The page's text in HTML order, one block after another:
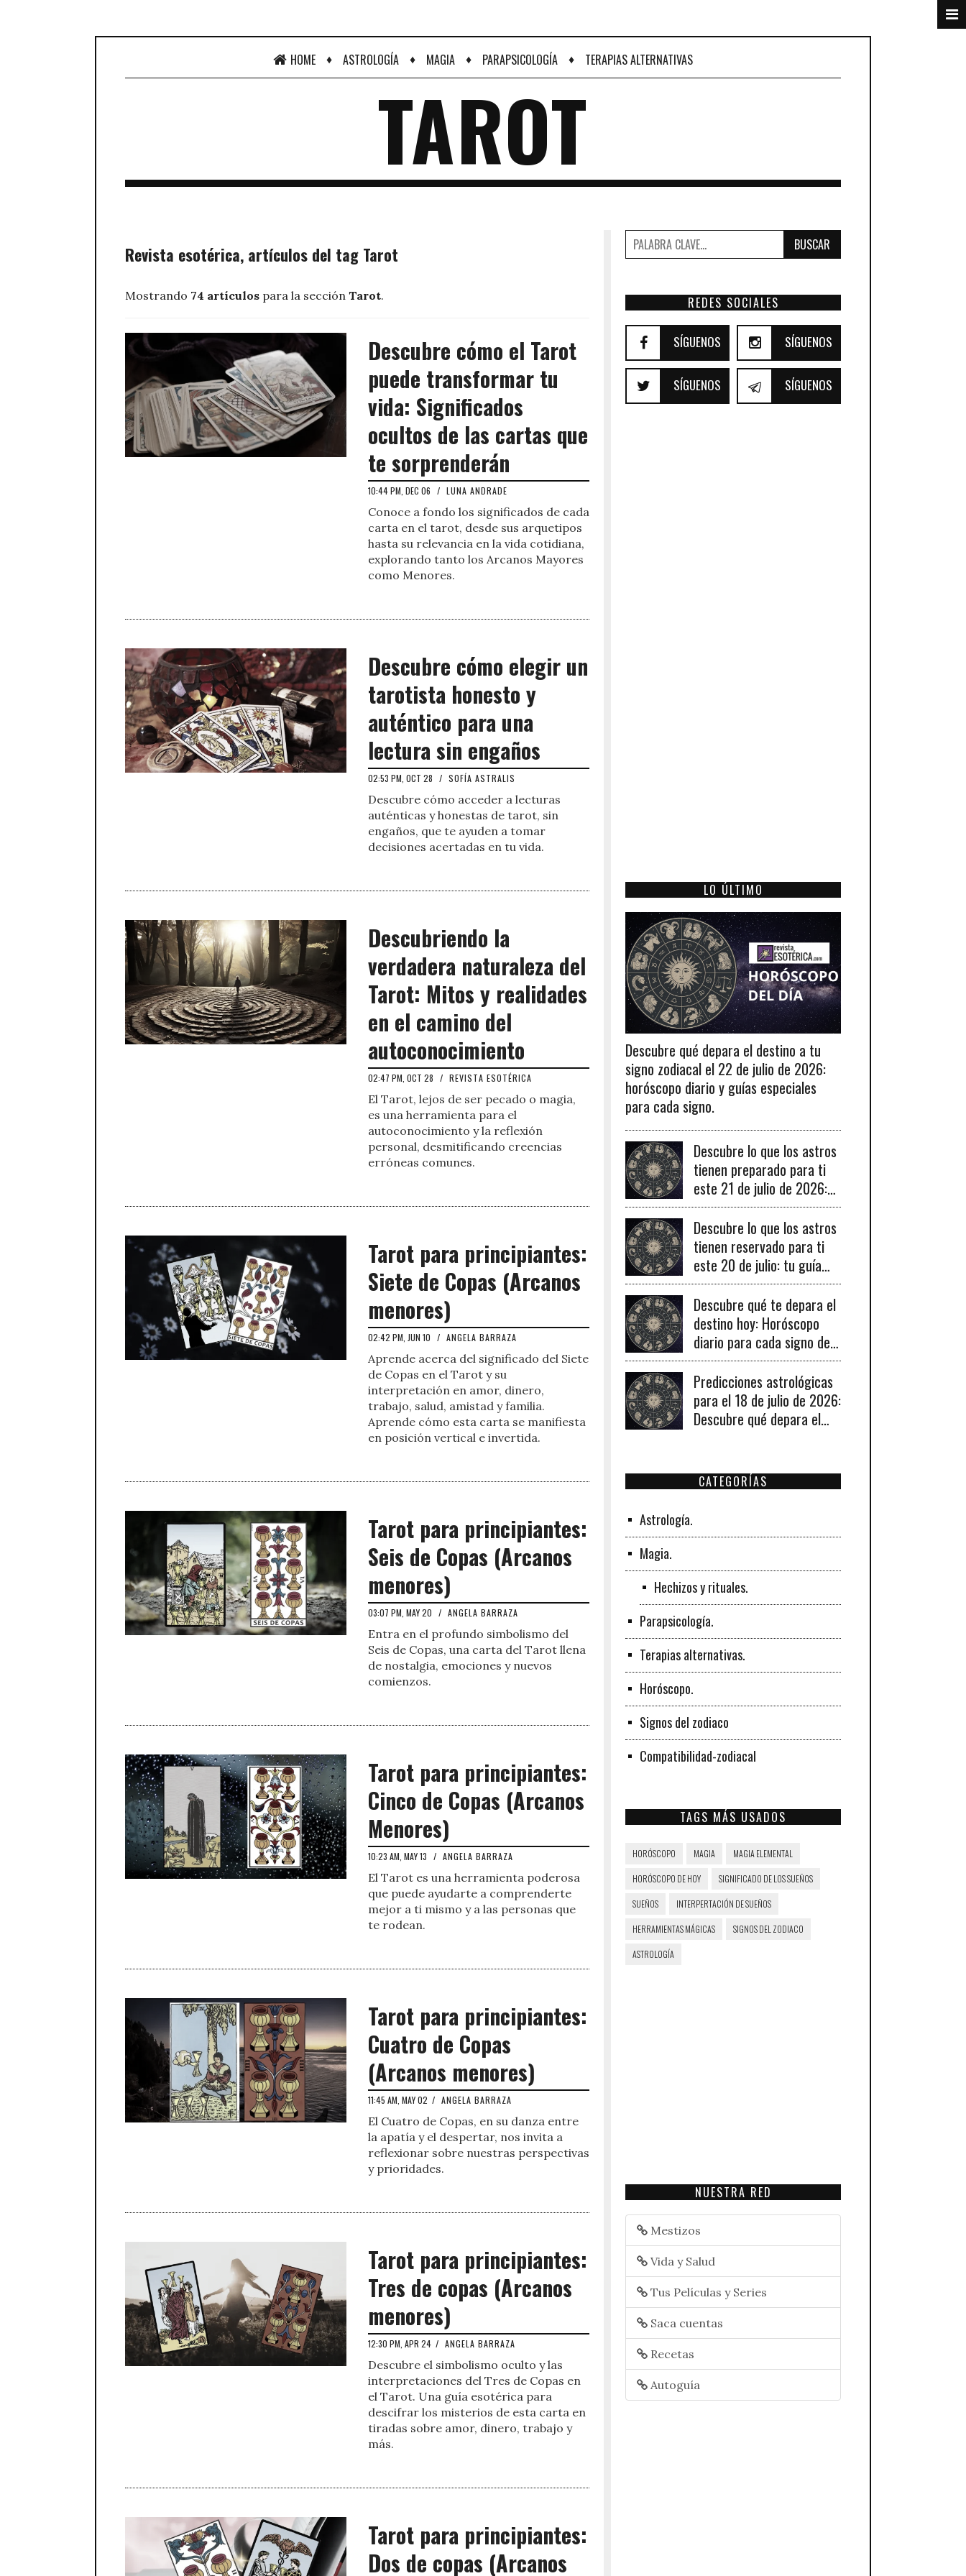
HOME ♦ ASTROLOGÍA ♦ MAGIA ♦ PARAPSICOLOGÍA ♦ TERAPIAS ALTERNATIVAS
TAROT
Revista esotérica, artículos del tag Tarot
Mostrando 74 artículos para la sección Tarot.
Descubre cómo el Tarot
puede transformar tu
vida: Significados
ocultos de las cartas que
te sorprenderán
10:44 PM, DEC 06 / LUNA ANDRADE
Conoce a fondo los significados de cada
carta en el tarot, desde sus arquetipos
hasta su relevancia en la vida cotidiana,
explorando tanto los Arcanos Mayores
como Menores.
Descubre cómo elegir un
tarotista honesto y
auténtico para una
lectura sin engaños
02:53 PM, OCT 28 / SOFÍA ASTRALIS
Descubre cómo acceder a lecturas
auténticas y honestas de tarot, sin
engaños, que te ayuden a tomar
decisiones acertadas en tu vida.
Descubriendo la
verdadera naturaleza del
Tarot: Mitos y realidades
en el camino del
autoconocimiento
02:47 PM, OCT 28 / REVISTA ESOTÉRICA
El Tarot, lejos de ser pecado o magia,
es una herramienta para el
autoconocimiento y la reflexión
personal, desmitificando creencias
erróneas comunes.
Tarot para principiantes:
Siete de Copas (Arcanos
menores)
02:42 PM, JUN 10 / ANGELA BARRAZA
Aprende acerca del significado del Siete
de Copas en el Tarot y su
interpretación en amor, dinero,
trabajo, salud, amistad y familia.
Aprende cómo esta carta se manifiesta
en posición vertical e invertida.
Tarot para principiantes:
Seis de Copas (Arcanos
menores)
03:07 PM, MAY 20 / ANGELA BARRAZA
Entra en el profundo simbolismo del
Seis de Copas, una carta del Tarot llena
de nostalgia, emociones y nuevos
comienzos.
Tarot para principiantes:
Cinco de Copas (Arcanos
Menores)
10:23 AM, MAY 13 / ANGELA BARRAZA
El Tarot es una herramienta poderosa
que puede ayudarte a comprenderte
mejor a ti mismo y a las personas que
te rodean.
Tarot para principiantes:
Cuatro de Copas
(Arcanos menores)
11:45 AM, MAY 02 / ANGELA BARRAZA
El Cuatro de Copas, en su danza entre
la apatía y el despertar, nos invita a
reflexionar sobre nuestras perspectivas
y prioridades.
Tarot para principiantes:
Tres de copas (Arcanos
menores)
12:30 PM, APR 24 / ANGELA BARRAZA
Descubre el simbolismo oculto y las
interpretaciones del Tres de Copas en
el Tarot. Una guía esotérica para
descifrar los misterios de esta carta en
tiradas sobre amor, dinero, trabajo y
más.
Tarot para principiantes:
Dos de copas (Arcanos
BUSCAR
REDES SOCIALES
SÍGUENOS SÍGUENOS
SÍGUENOS SÍGUENOS
LO ÚLTIMO
Descubre qué depara el destino a tu
signo zodiacal el 22 de julio de 2026:
horóscopo diario y guías especiales
para cada signo.
Descubre lo que los astros
tienen preparado para ti
este 21 de julio de 2026:
tu horóscopo diario
revelado.
Descubre lo que los astros
tienen reservado para ti
este 20 de julio: tu guía
diaria de horóscopo y
recomendaciones para un
día lleno de fortuna.
Descubre qué te depara el
destino hoy: Horóscopo
diario para cada signo del
19 de julio de 2026
Predicciones astrológicas
para el 18 de julio de 2026:
Descubre qué depara el
CATEGORÍAS
Astrología.
Magia.
Hechizos y rituales.
Parapsicología.
Terapias alternativas.
Horóscopo.
Signos del zodiaco
Compatibilidad-zodiacal
TAGS MÁS USADOS
HORÓSCOPO MAGIA MAGIA ELEMENTAL
HORÓSCOPO DE HOY SIGNIFICADO DE LOS SUEÑOS
SUEÑOS INTERPERTACIÓN DE SUEÑOS
HERRAMIENTAS MÁGICAS SIGNOS DEL ZODIACO
ASTROLOGÍA
NUESTRA RED
Mestizos
Vida y Salud
Tus Películas y Series
Saca cuentas
Recetas
Autoguía